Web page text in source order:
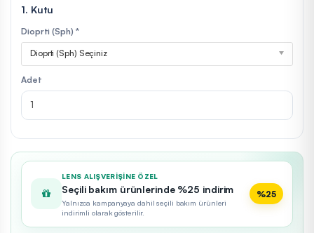
1. Kutu
Dioprti (Sph) *
Dioprti (Sph) Seçiniz
Adet
LENS ALIŞVERIŞINE ÖZEL
Seçili bakım ürünlerinde %25 indirim
Yalnızca kampanyaya dahil seçili bakım ürünleri
indirimli olarak gösterilir.
%25